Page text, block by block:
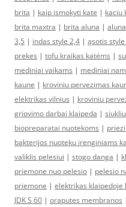
brita | kaip ismokyti kate | kaciu
brita maxtra | brita aluna |
3,5 | indas style 2,4 | ąsotis
prekes | tofu kraikas katėms |
mediniai vaikams | mediniai
kaune | kroviniu pervezimas
elektrikas vilnius | kroviniu
griovimo darbai klaipeda |
biopreparatai nuotekoms |
bakterijos nuoteku irenginiams
valiklis pelesiui | stogo danga |
priemone nuo pelesio | pelesio
priemone | elektrikas klaipedoje
JDK S 60 | oraputes membranos